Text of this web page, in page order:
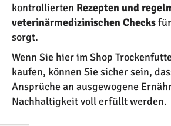
kontrollierten Rezepten und
veterinärmedizinischen Checks
sorgt.
Wenn Sie hier im Shop
kaufen, können Sie sicher sein,
Ansprüche an ausgewogene
Nachhaltigkeit voll erfüllt werden.